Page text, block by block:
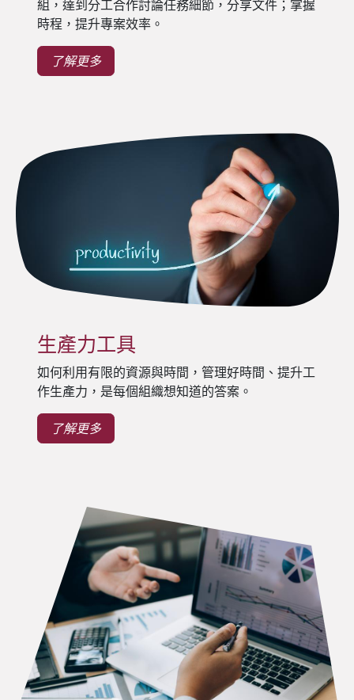
組，達到分工合作討論任務細節，分享文件；掌握
時程，提升專案效率。
了解更多
生產力工具
如何利用有限的資源與時間，管理好時間、提升工
作生產力，是每個組織想知道的答案。
了解更多